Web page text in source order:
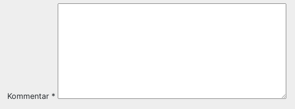
Kommentar *